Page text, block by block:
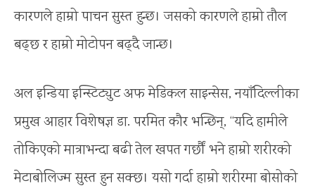
कारणले हाम्रो पाचन सुस्त हुन्छ। जसको कारणले हाम्रो तौल
बढ्छ र हाम्रो मोटोपन बढ्दै जान्छ।
अल इन्डिया इन्स्टिट्युट अफ मेडिकल साइन्सेस, नयाँदिल्लीका
प्रमुख आहार विशेषज्ञ डा. परमित कौर भन्छिन्, ‘‘यदि हामीले
तोकिएको मात्राभन्दा बढी तेल खपत गर्छौं भने हाम्रो शरीरको
मेटाबोलिज्म सुस्त हुन सक्छ। यसो गर्दा हाम्रो शरीरमा बोसोको